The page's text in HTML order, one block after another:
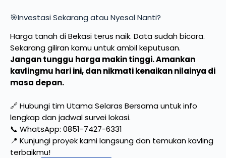
🎯Investasi Sekarang atau Nyesal Nanti?
Harga tanah di Bekasi terus naik. Data sudah bicara.
Sekarang giliran kamu untuk ambil keputusan.
Jangan tunggu harga makin tinggi. Amankan
kavlingmu hari ini, dan nikmati kenaikan nilainya di
masa depan.
🔗 Hubungi tim Utama Selaras Bersama untuk info
lengkap dan jadwal survei lokasi.
📞 WhatsApp: 0851-7427-6331
📍 Kunjungi proyek kami langsung dan temukan kavling
terbaikmu!